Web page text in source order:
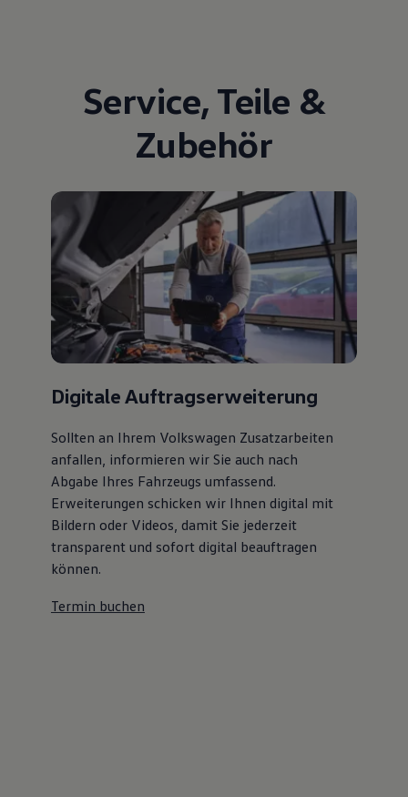
Service, Teile &
Zubehör
Digitale Auftragserweiterung
Sollten an Ihrem Volkswagen Zusatzarbeiten
anfallen, informieren wir Sie auch nach
Abgabe Ihres Fahrzeugs umfassend.
Erweiterungen schicken wir Ihnen digital mit
Bildern oder Videos, damit Sie jederzeit
transparent und sofort digital beauftragen
können.
Termin buchen